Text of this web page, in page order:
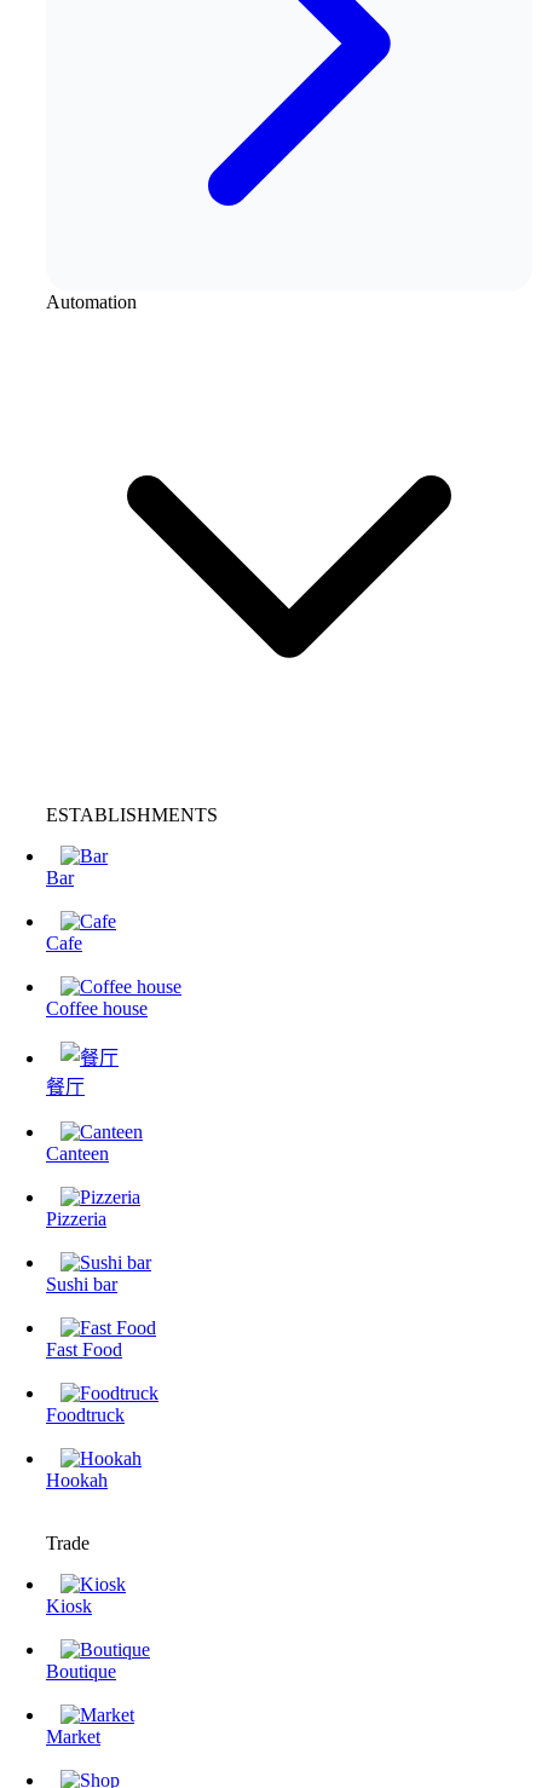
Automation
ESTABLISHMENTS
Bar
Cafe
Coffee house
餐厅
Canteen
Pizzeria
Sushi bar
Fast Food
Foodtruck
Hookah
Trade
Kiosk
Boutique
Market